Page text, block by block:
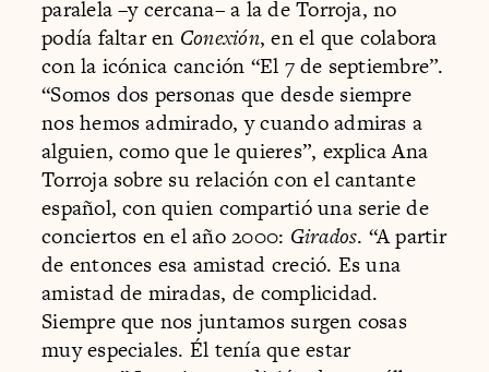
paralela –y cercana– a la de Torroja, no
podía faltar en Conexión, en el que colabora
con la icónica canción “El 7 de septiembre”.
“Somos dos personas que desde siempre
nos hemos admirado, y cuando admiras a
alguien, como que le quieres”, explica Ana
Torroja sobre su relación con el cantante
español, con quien compartió una serie de
conciertos en el año 2000: Girados. “A partir
de entonces esa amistad creció. Es una
amistad de miradas, de complicidad.
Siempre que nos juntamos surgen cosas
muy especiales. Él tenía que estar